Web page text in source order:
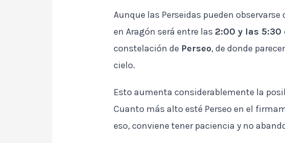
Aunque las Perseidas pueden
en Aragón será entre las 2:00 y las 5:30
constelación de Perseo, de donde
cielo.
Esto aumenta considerablemente la
Cuanto más alto esté Perseo en el
eso, conviene tener paciencia y no